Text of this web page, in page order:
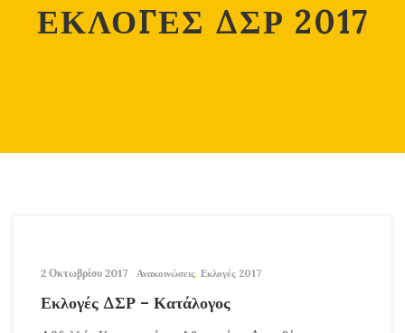
ΕΚΛΟΓΕΣ ΔΣΡ 2017
2 Οκτωβρίου 2017 Ανακοινώσεις, Εκλογές 2017
Εκλογές ΔΣΡ – Κατάλογος